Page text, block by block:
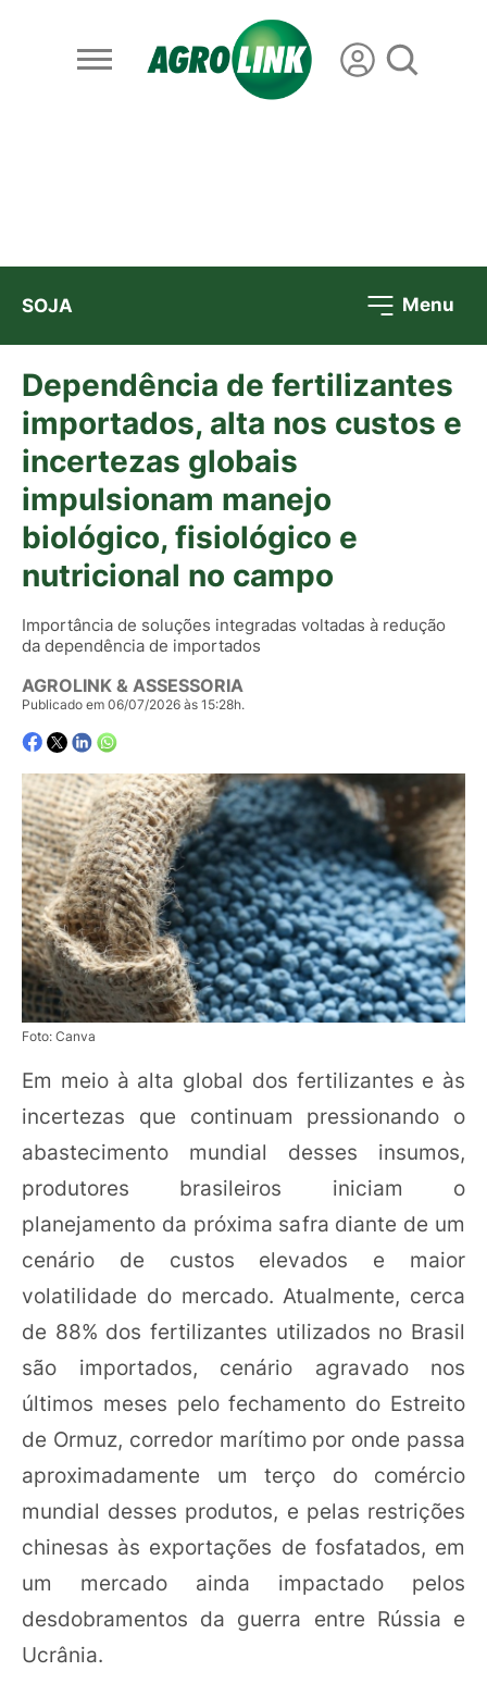
SOJA Menu
Dependência de fertilizantes
importados, alta nos custos e
incertezas globais
impulsionam manejo
biológico, fisiológico e
nutricional no campo
Importância de soluções integradas voltadas à redução
da dependência de importados
AGROLINK & ASSESSORIA
Publicado em 06/07/2026 às 15:28h.
Foto: Canva
Em meio à alta global dos fertilizantes e às
incertezas que continuam pressionando o
abastecimento mundial desses insumos,
produtores brasileiros iniciam o
planejamento da próxima safra diante de um
cenário de custos elevados e maior
volatilidade do mercado. Atualmente, cerca
de 88% dos fertilizantes utilizados no Brasil
são importados, cenário agravado nos
últimos meses pelo fechamento do Estreito
de Ormuz, corredor marítimo por onde passa
aproximadamente um terço do comércio
mundial desses produtos, e pelas restrições
chinesas às exportações de fosfatados, em
um mercado ainda impactado pelos
desdobramentos da guerra entre Rússia e
Ucrânia.